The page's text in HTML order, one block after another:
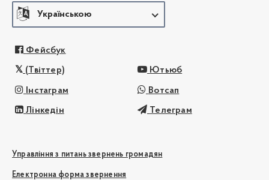
Українською
Фейсбук
(Твіттер) Ютьюб
Інстаграм Вотсап
Лінкедін Телеграм
Управління з питань звернень громадян
Електронна форма звернення